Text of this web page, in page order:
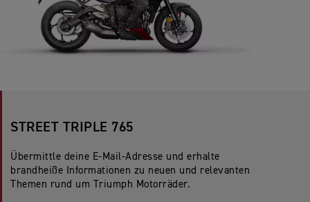
STREET TRIPLE 765
Übermittle deine E-Mail-Adresse und erhalte
brandheiße Informationen zu neuen und relevanten
Themen rund um Triumph Motorräder.